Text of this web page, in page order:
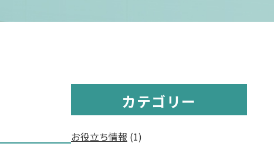
カテゴリー
お役立ち情報 (1)